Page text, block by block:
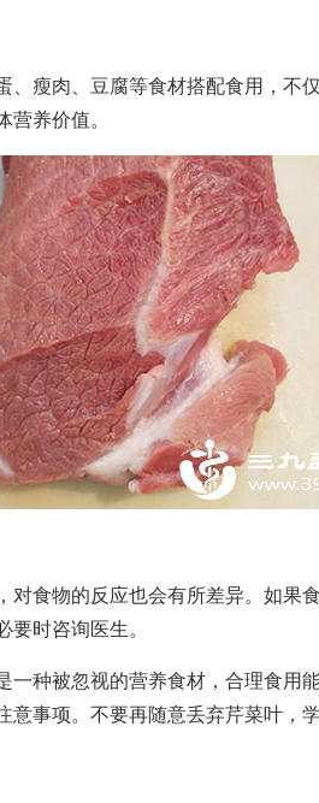
瘦肉、豆腐等食材搭配食用，不
营养价值。
食物的反应也会有所差异。如果
要时咨询医生。
种被忽视的营养食材，合理食用
意事项。不要再随意丢弃芹菜叶，